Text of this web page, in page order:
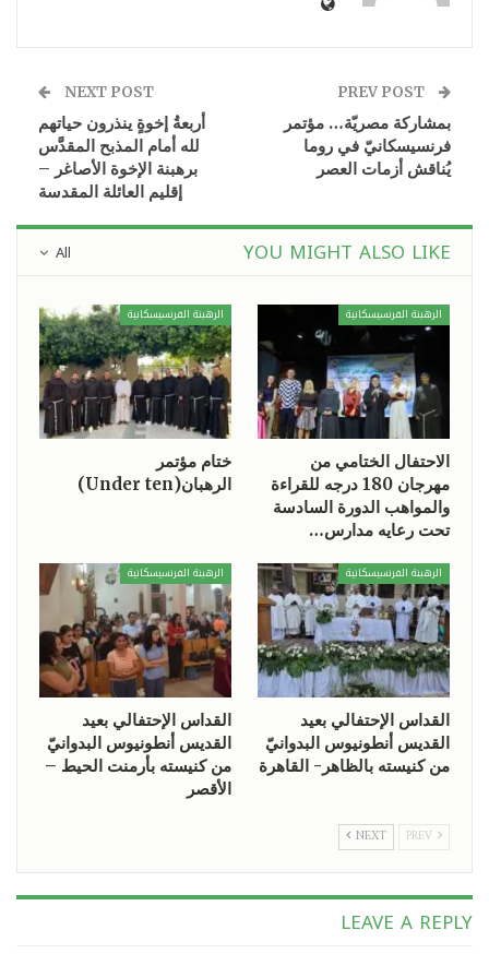
بمشاركة مصريّة… مؤتمر
فرنسيسكانيّ في روما
يُناقش أزمات العصر
NEXT POST
أربعةُ إخوةٍ ينذرون حياتهم
لله أمام المذبح المقدَّس
برهبنة الإخوة الأصاغر –
إقليم العائلة المقدسة
All YOU MIGHT ALSO LIKE
الرهبنة الفرنسيسكانية
الاحتفال الختامي من
مهرجان 180 درجه للقراءة
والمواهب الدورة السادسة
تحت رعايه مدارس…
الرهبنة الفرنسيسكانية
ختام مؤتمر
الرهبان(Under ten)
الرهبنة الفرنسيسكانية
القداس الإحتفالي بعيد
القديس أنطونيوس البدوانيّ
من كنيسته بالظاهر- القاهرة
الرهبنة الفرنسيسكانية
القداس الإحتفالي بعيد
القديس أنطونيوس البدوانيّ
من كنيسته بأرمنت الحيط –
الأقصر
NEXT
LEAVE A REPLY